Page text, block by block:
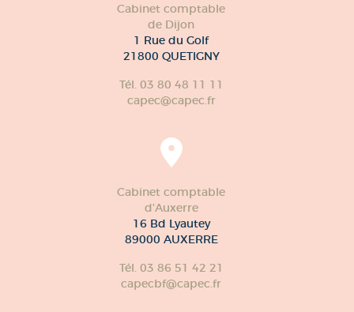
Cabinet comptable
de Dijon
1 Rue du Golf
21800 QUETIGNY
Tél. 03 80 48 11 11
capec@capec.fr
Cabinet comptable
d'Auxerre
16 Bd Lyautey
89000 AUXERRE
Tél. 03 86 51 42 21
capecbf@capec.fr